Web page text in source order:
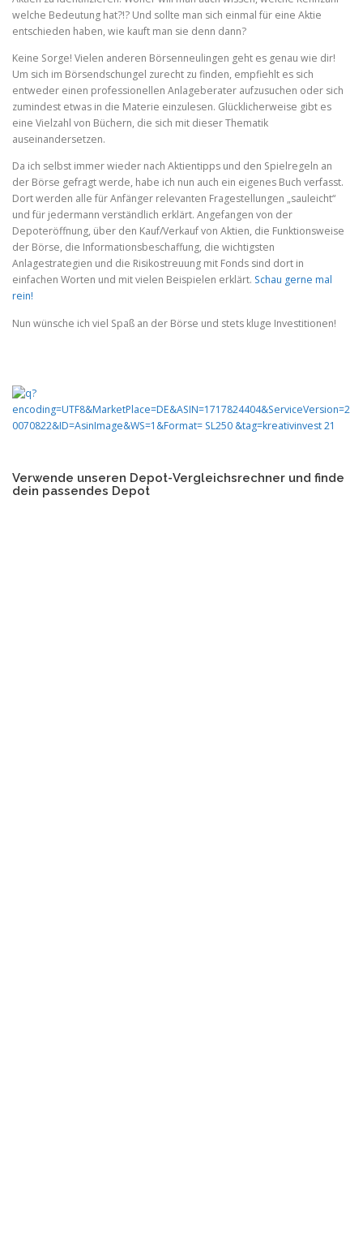
welche Bedeutung hat?!? Und sollte man sich einmal für eine Aktie
entschieden haben, wie kauft man sie denn dann?
Keine Sorge! Vielen anderen Börsenneulingen geht es genau wie dir!
Um sich im Börsendschungel zurecht zu finden, empfiehlt es sich
entweder einen professionellen Anlageberater aufzusuchen oder sich
zumindest etwas in die Materie einzulesen. Glücklicherweise gibt es
eine Vielzahl von Büchern, die sich mit dieser Thematik
auseinandersetzen.
Da ich selbst immer wieder nach Aktientipps und den Spielregeln an
der Börse gefragt werde, habe ich nun auch ein eigenes Buch verfasst.
Dort werden alle für Anfänger relevanten Fragestellungen „sauleicht“
und für jedermann verständlich erklärt. Angefangen von der
Depoteröffnung, über den Kauf/Verkauf von Aktien, die Funktionsweise
der Börse, die Informationsbeschaffung, die wichtigsten
Anlagestrategien und die Risikostreuung mit Fonds sind dort in
einfachen Worten und mit vielen Beispielen erklärt. Schau gerne mal
rein!
Nun wünsche ich viel Spaß an der Börse und stets kluge Investitionen!
Verwende unseren Depot-Vergleichsrechner und finde
dein passendes Depot